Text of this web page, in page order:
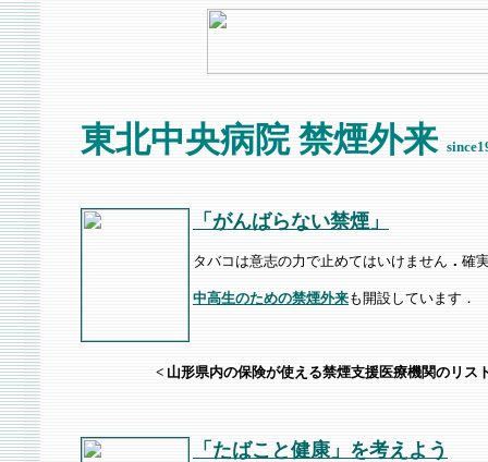
東北中央病院 禁煙外来
「がんばらない禁煙」
タバコは意志の力で止めてはいけません ． 確
中高生のための禁煙外来も開設しています．
< 山形県内の保険が使える禁煙支援医療機関のリス
「たばこと健康」を考えよう